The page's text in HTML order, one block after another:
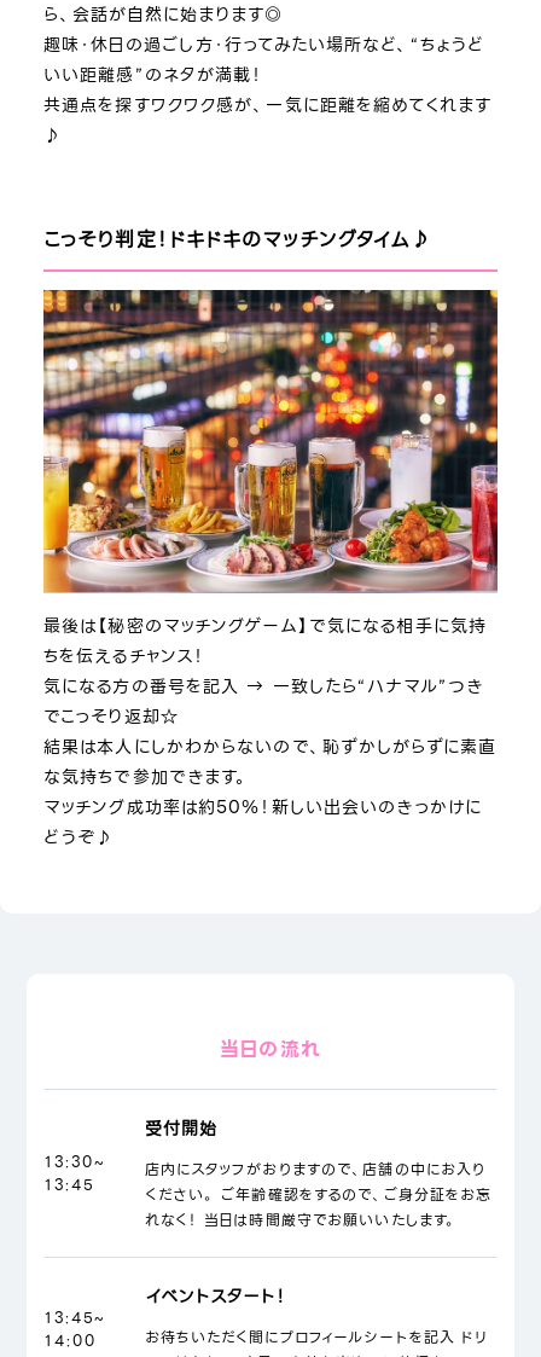
ら、会話が自然に始まります◎
趣味・休日の過ごし方・行ってみたい場所など、“ちょうど
いい距離感”のネタが満載！
共通点を探すワクワク感が、一気に距離を縮めてくれます
♪
こっそり判定！ドキドキのマッチングタイム♪
最後は【秘密のマッチングゲーム】で気になる相手に気持
ちを伝えるチャンス！
気になる方の番号を記入 → 一致したら“ハナマル”つき
でこっそり返却☆
結果は本人にしかわからないので、恥ずかしがらずに素直
な気持ちで参加できます。
マッチング成功率は約50％！新しい出会いのきっかけに
どうぞ♪
当日の流れ
13:30~
13:45
受付開始
店内にスタッフがおりますので、店舗の中にお入り
ください。 ご年齢確認をするので、ご身分証をお忘
れなく！ 当日は時間厳守でお願いいたします。
13:45~
14:00
イベントスタート！
お待ちいただく間にプロフィールシートを記入 ドリ